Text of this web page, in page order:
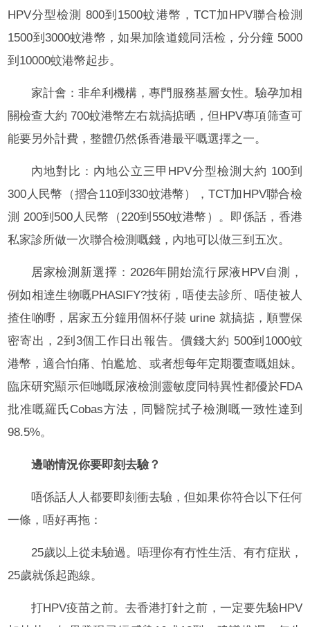
HPV分型檢測 800到1500蚊港幣，TCT加HPV聯合檢測
1500到3000蚊港幣，如果加陰道鏡同活检，分分鐘 5000
到10000蚊港幣起步。
家計會：非牟利機構，專門服務基層女性。驗孕加相
關檢查大約 700蚊港幣左右就搞掂晒，但HPV專項筛查可
能要另外計費，整體仍然係香港最平嘅選擇之一。
內地對比：內地公立三甲HPV分型檢測大約 100到
300人民幣（摺合110到330蚊港幣），TCT加HPV聯合檢
測 200到500人民幣（220到550蚊港幣）。即係話，香港
私家診所做一次聯合檢測嘅錢，內地可以做三到五次。
居家檢測新選擇：2026年開始流行尿液HPV自測，
例如相達生物嘅PHASIFY?技術，唔使去診所、唔使被人
揸住啲嘢，居家五分鐘用個杯仔裝 urine 就搞掂，順豐保
密寄出，2到3個工作日出報告。價錢大約 500到1000蚊
港幣，適合怕痛、怕尷尬、或者想每年定期覆查嘅姐妹。
臨床研究顯示佢哋嘅尿液檢測靈敏度同特異性都優於FDA
批准嘅羅氏Cobas方法，同醫院拭子檢測嘅一致性達到
98.5%。
邊啲情況你要即刻去驗？
唔係話人人都要即刻衝去驗，但如果你符合以下任何
一條，唔好再拖：
25歲以上從未驗過。唔理你有冇性生活、有冇症狀，
25歲就係起跑線。
打HPV疫苗之前。去香港打針之前，一定要先驗HPV